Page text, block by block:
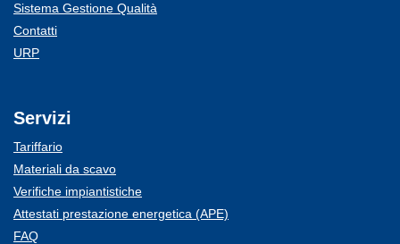
Sistema Gestione Qualità
Contatti
URP
Servizi
Tariffario
Materiali da scavo
Verifiche impiantistiche
Attestati prestazione energetica (APE)
FAQ